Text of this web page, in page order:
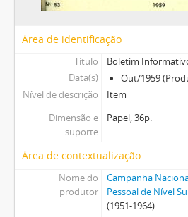
Área de identificação
Título
Boletim
Data(s)
Out/1959
Nível de descrição
Item
Dimensão e
suporte
Papel, 36p.
Área de contextualização
Nome do
produtor
Campanha
Pessoal de Nível
(1951-1964)